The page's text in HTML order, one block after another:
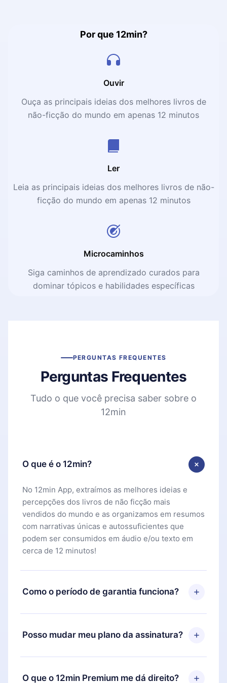
envolvidas no processo. Por isso, Alan George Lafley e
da área de negócios, vão ao centro do que é estratégia,
próximos 12 minutos, vamos à luta. E para ganhar!
Por que 12min?
Ouvir
Ouça as principais ideias dos melhores livros de
não-ficção do mundo em apenas 12 minutos
Ler
Leia as principais ideias dos melhores livros de não-
ficção do mundo em apenas 12 minutos
Microcaminhos
Siga caminhos de aprendizado curados para
dominar tópicos e habilidades específicas
PERGUNTAS FREQUENTES
Perguntas Frequentes
Tudo o que você precisa saber sobre o
12min
O que é o 12min?
No 12min App, extraímos as melhores ideias e
percepções dos livros de não ficção mais
vendidos do mundo e as organizamos em resumos
com narrativas únicas e autossuficientes que
podem ser consumidos em áudio e/ou texto em
cerca de 12 minutos!
Como o período de garantia funciona?
Você pode baixar nosso aplicativo e começar a
aproveitar nossa biblioteca. Se por algum motivo
não ficar satisfeito com nossa plataforma, basta
e solicitar o reembolso do valor. Você receberá
Posso mudar meu plano da assinatura?
Sim, mas a mudança só se aplicará a partir do
próximo período de cobrança. Por exemplo, se
O que o 12min Premium me dá direito?